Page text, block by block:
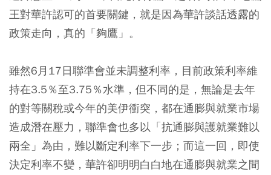
王對華許認可的首要關鍵，就是因為華許談話透露的
政策走向，真的「夠鷹」。
雖然6月17日聯準會並未調整利率，目前政策利率維
持在3.5％至3.75％水準，但不同的是，無論是去年
的對等關稅或今年的美伊衝突，都在通膨與就業市場
造成潛在壓力，聯準會也多以「抗通膨與護就業難以
兩全」為由，難以斷定利率下一步；而這一回，即使
決定利率不變，華許卻明明白白地在通膨與就業之間